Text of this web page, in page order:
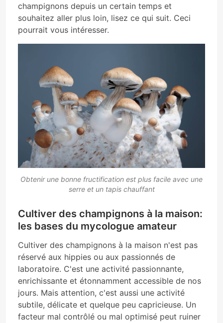
champignons depuis un certain temps et
souhaitez aller plus loin, lisez ce qui suit. Ceci
pourrait vous intéresser.
Obtenir une bonne fructification est plus facile avec une
serre et un tapis chauffant
Cultiver des champignons à la maison:
les bases du mycologue amateur
Cultiver des champignons à la maison n'est pas
réservé aux hippies ou aux passionnés de
laboratoire. C'est une activité passionnante,
enrichissante et étonnamment accessible de nos
jours. Mais attention, c'est aussi une activité
subtile, délicate et quelque peu capricieuse. Un
facteur mal contrôlé ou mal optimisé peut ruiner